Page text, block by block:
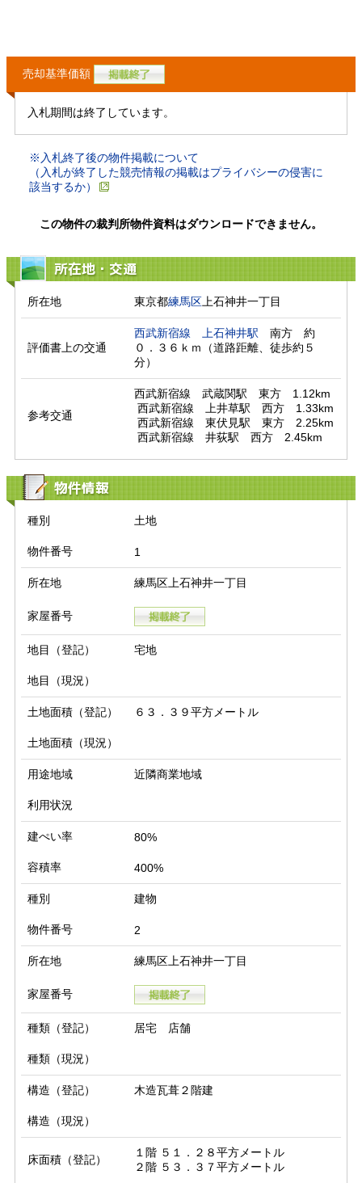
売却基準価額
入札期間は終了しています。
※入札終了後の物件掲載について
（入札が終了した競売情報の掲載はプライバシーの侵害に
該当するか）
この物件の裁判所物件資料はダウンロードできません。
所在地・交通
所在地 東京都練馬区上石神井一丁目
評価書上の交通
西武新宿線 上石神井駅 南方　約
０．３６ｋｍ（道路距離、徒歩約５
分）
参考交通
西武新宿線　武蔵関駅　東方　1.12km
西武新宿線　井荻駅　西方　2.45km
物件情報
種別 土地
物件番号 1
所在地 練馬区上石神井一丁目
家屋番号
地目（登記） 宅地
地目（現況）
土地面積（登記） ６３．３９平方メートル
土地面積（現況）
用途地域 近隣商業地域
利用状況
建ぺい率 80%
容積率 400%
種別 建物
物件番号 2
所在地 練馬区上石神井一丁目
家屋番号
種類（登記） 居宅 店舗
種類（現況）
構造（登記） 木造瓦葺２階建
構造（現況）
床面積（登記）
１階 ５１．２８平方メートル
２階 ５３．３７平方メートル